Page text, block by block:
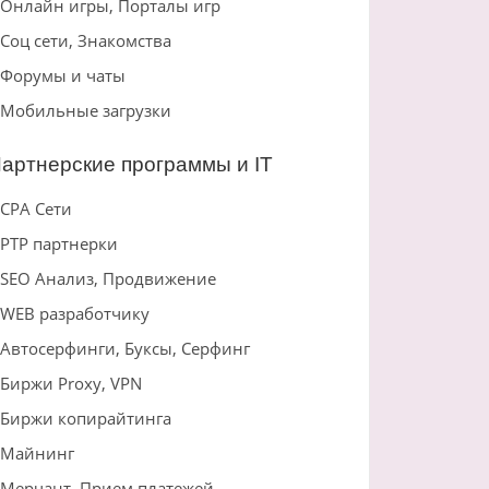
Онлайн игры, Порталы игр
Соц сети, Знакомства
Форумы и чаты
Мобильные загрузки
программы и IT
CPA Сети
PTP партнерки
SEO Анализ, Продвижение
WEB разработчику
Автосерфинги, Буксы, Серфинг
Биржи Proxy, VPN
Биржи копирайтинга
Майнинг